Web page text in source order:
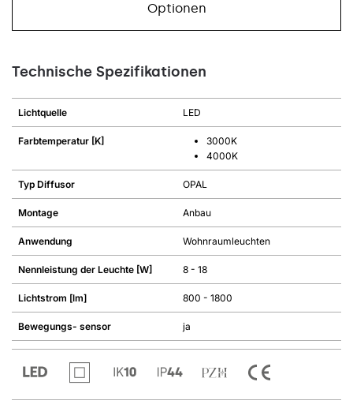
Optionen
Technische Spezifikationen
Lichtquelle LED
Farbtemperatur [K]
3000K
4000K
Typ Diffusor OPAL
Montage Anbau
Anwendung Wohnraumleuchten
Nennleistung der Leuchte [W] 8 - 18
Lichtstrom [lm] 800 - 1800
Bewegungs- sensor ja